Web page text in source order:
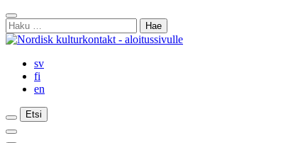
Siirry
sisältöön
Sulje
haku
Haku:
sv
fi
en
Etsi
Etsi
Etsi
Päävalikko